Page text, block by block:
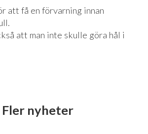
att få en förvarning innan
att man inte skulle göra hål i
Fler nyheter